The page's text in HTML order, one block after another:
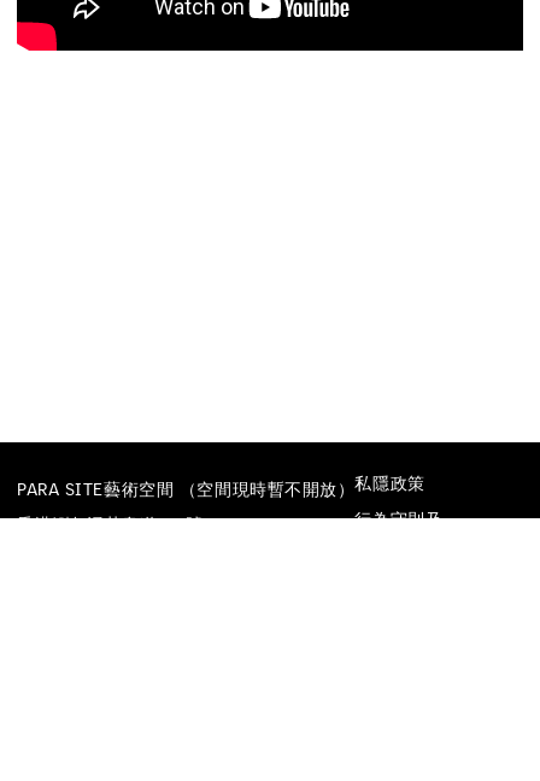
PARA SITE藝術空間 （空間現時暫不開放）
香港鰂魚涌英皇道677號
私隱政策
行為守則及